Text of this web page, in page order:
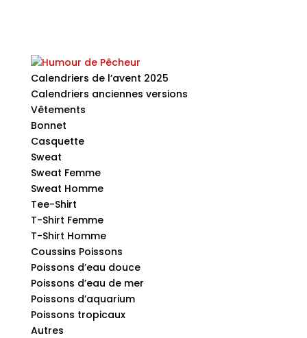
Calendriers de l’avent 2025
Calendriers anciennes versions
Vêtements
Bonnet
Casquette
Sweat
Sweat Femme
Sweat Homme
Tee-Shirt
T-Shirt Femme
T-Shirt Homme
Coussins Poissons
Poissons d’eau douce
Poissons d’eau de mer
Poissons d’aquarium
Poissons tropicaux
Autres